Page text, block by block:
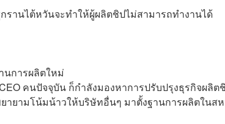
รานไต้หวันจะทำให้ผู้ผลิตชิปไม่สามารถทำงานได้
นการผลิตใหม่
คนปัจจุบัน ก็กำลังมองหาการปรับปรุงธุรกิจผลิต
ายามโน้มน้าวให้บริษัทอื่นๆ มาตั้งฐานการผลิตในส